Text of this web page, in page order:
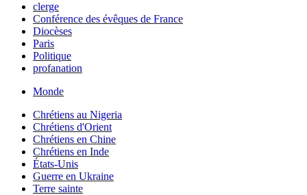
clerge
Conférence des évêques de France
Diocèses
Paris
Politique
profanation
Monde
Chrétiens au Nigeria
Chrétiens d'Orient
Chrétiens en Chine
Chrétiens en Inde
États-Unis
Guerre en Ukraine
Terre sainte